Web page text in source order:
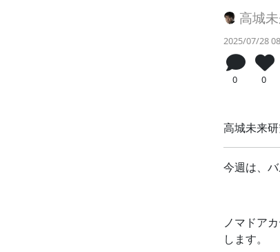
高城
2025/07/28
0 0
高城未来
今週は、バ
ノマドア
します。